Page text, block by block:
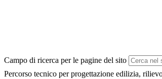
Campo di ricerca per le pagine del sito
Percorso tecnico per progettazione edilizia,